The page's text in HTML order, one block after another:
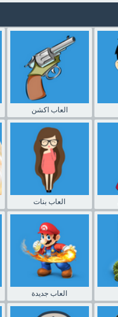
العاب اكشن
العاب بنات
العاب جديدة